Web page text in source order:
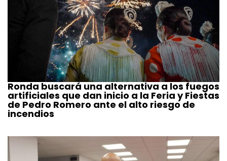
Ronda buscará una alternativa a los fuegos
artificiales que dan inicio a la Feria y Fiestas
de Pedro Romero ante el alto riesgo de
incendios